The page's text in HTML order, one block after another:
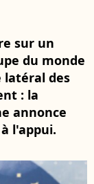
sur un
du monde
latéral des
: la
annonce
l'appui.